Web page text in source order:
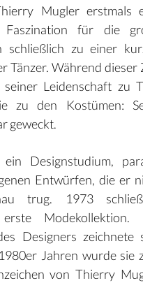
Mugler erstmals
Faszination für die
schließlich zu einer
Tänzer. Während dieser
Leidenschaft zu
zu den Kostümen:
geweckt.
Designstudium,
Entwürfen, die er
trug. 1973
Modekollektion.
Designers zeichnete
Jahren wurde sie
von Thierry